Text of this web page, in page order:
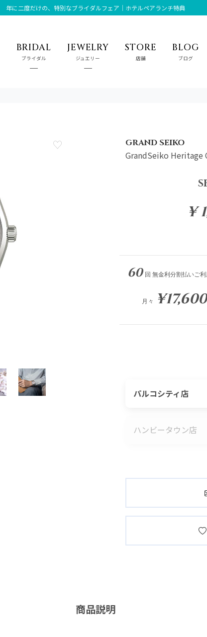
年に二度だけの、特別なブライダルフェア｜ホテルペアランチ特典
BRIDAL
ブライダル
JEWELRY
ジュエリー
STORE
店舗
BLOG
ブログ
GRAND SEIKO
GrandSeiko
¥
60 回 無金利分割払いご
月々 ¥17,600
パルコシティ店
ハンビータウン店
商品説明